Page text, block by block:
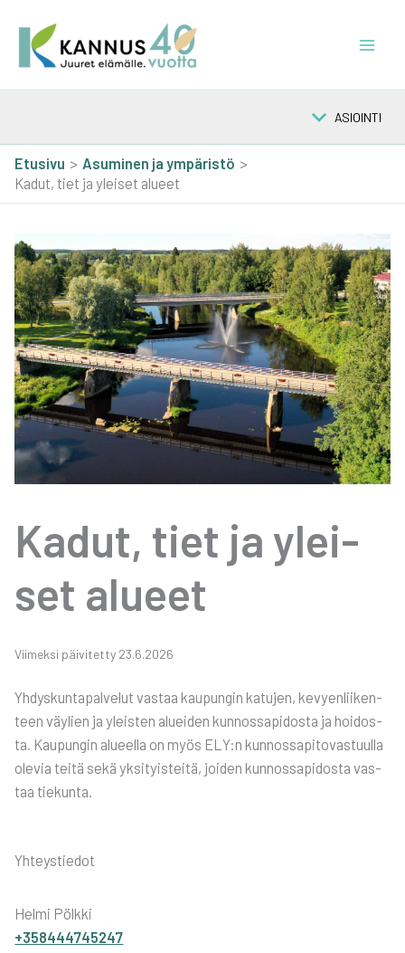
sisältöön
ASIOINTI
Etusivu
Asu­mi­nen ja ympä­ris­tö
Kadut, tiet ja yleiset alueet
Kadut, tiet ja ylei­
set alu­eet
Vii­mek­si päi­vi­tet­ty 23.6.2026
Yhdys­kun­ta­pal­ve­lut vas­taa kau­pun­gin katu­jen, kevyen­lii­ken­
teen väy­lien ja yleis­ten aluei­den kun­nos­sa­pi­dos­ta ja hoi­dos­
ta. Kau­pun­gin alu­eel­la on myös ELY:n kun­nos­sa­pi­to­vas­tuul­la
ole­via tei­tä sekä yksi­tyis­tei­tä, joi­den kun­nos­sa­pi­dos­ta vas­
taa tie­kun­ta.
Yhteystiedot
Helmi Pölkki
+358444745247